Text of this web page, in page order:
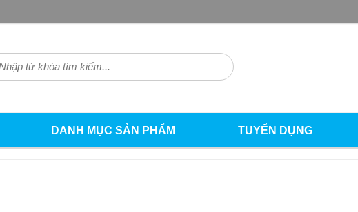
DANH MỤC SẢN PHẨM TUYỂN DỤNG